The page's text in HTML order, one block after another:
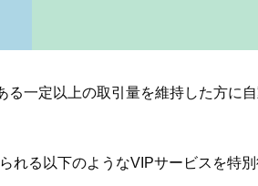
一定以上の取引量を維持した方に
れる以下のようなVIPサービスを特